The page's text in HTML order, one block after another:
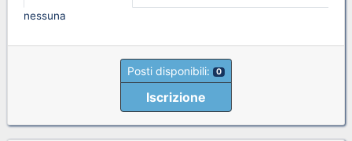
nessuna
Posti disponibili: 0
Iscrizione